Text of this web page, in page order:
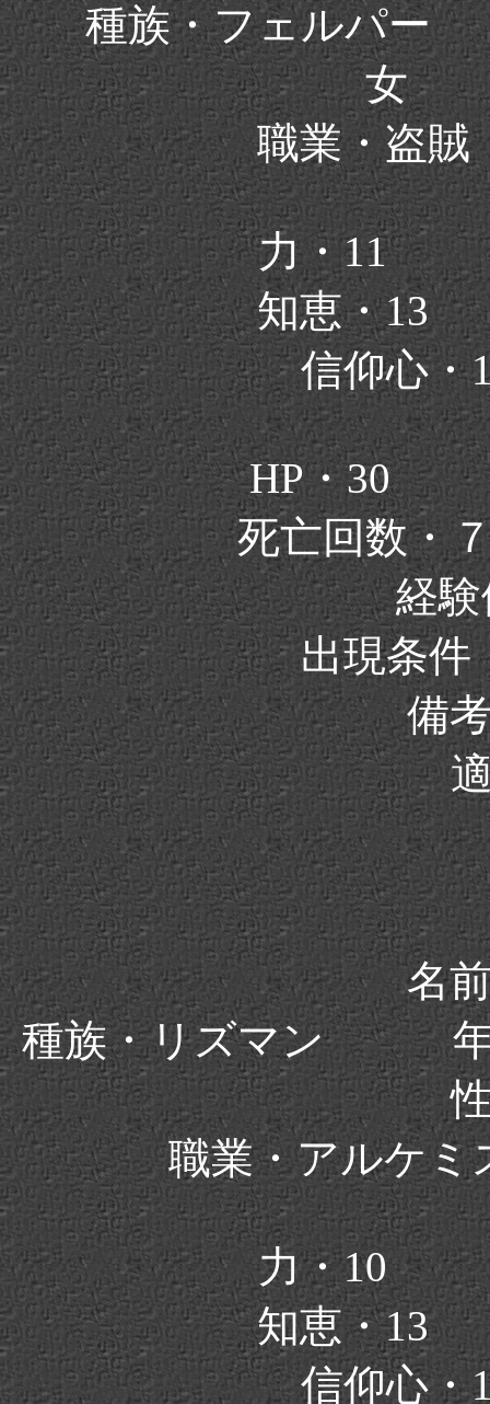
種族・フェル
女
職業・盗
力・11
知恵・
信仰心
HP・30
死亡回数
経験
出現条件
備
名
種族・リズマ
職業・アル
力・10
知恵・
信仰心